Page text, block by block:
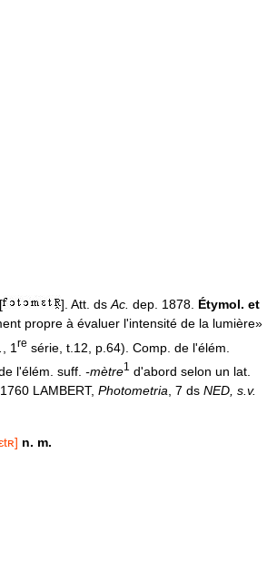
[ ]. Att. ds Ac. dep. 1878. Étymol. et
propre à évaluer l'intensité de la lumière»
, 1 re série, t.12, p.64). Comp. de l'élém.
l'élém. suff. -mètre1
d'abord selon un lat.
LAMBERT, Photometria , 7 ds NED, s.v.
n. m.